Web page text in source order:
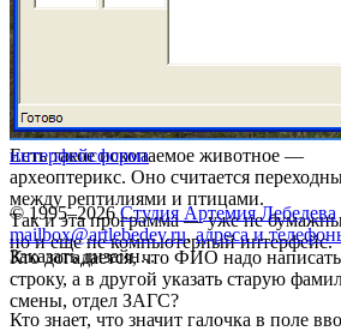
Есть такое ископаемое животное —
археоптерикс. Оно считается
между рептилиями и птицами.
Так и эта программа — уже не
но и еще не компьютерный интерфейс.
Кто догадается, что ФИО надо
строку, а в другой указать старую
смены, отдел ЗАГС?
Кто знает, что значит галочка в поле
интерфейсформа
© 1995–2026 Студия Артемия Лебедева
mailbox@artlebedev.ru, адреса и
Заказать дизайн...